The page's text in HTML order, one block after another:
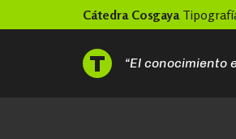
Skip
to
Cátedra Cosgaya
“El conocimiento